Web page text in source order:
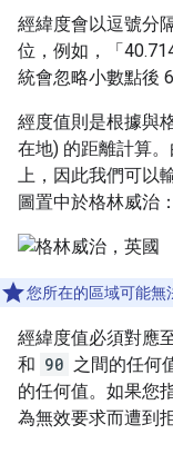
經緯度會以逗號分
位，例如，「
統會忽略小數點後
經度值則是根據與
在地) 的距離計算
上，因此我們可以
圖置中於格林威治：
您所在的區域可能無
經緯度值必須對應
和 90 之間的任何
的任何值。如果您
為無效要求而遭到拒